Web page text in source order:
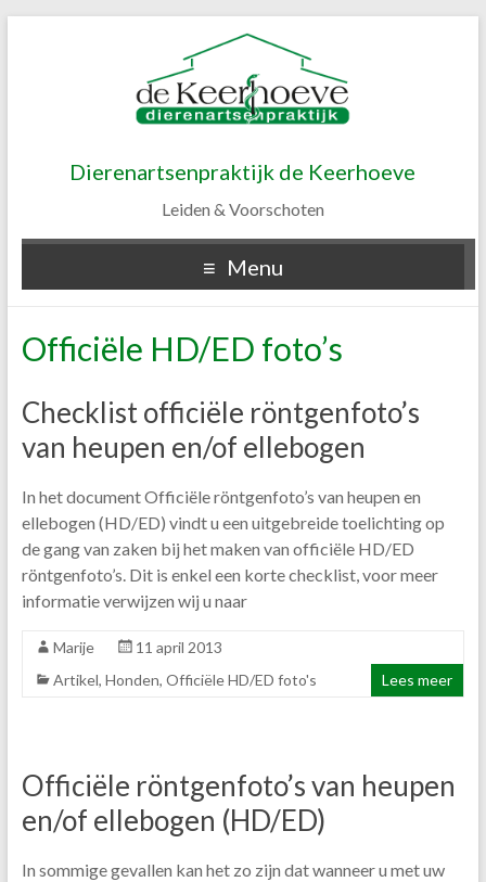
Dierenartsenpraktijk de Keerhoeve
Leiden & Voorschoten
Menu
Officiële HD/ED foto’s
Checklist officiële röntgenfoto’s
van heupen en/of ellebogen
In het document Officiële röntgenfoto’s van heupen en
ellebogen (HD/ED) vindt u een uitgebreide toelichting op
de gang van zaken bij het maken van officiële HD/ED
röntgenfoto’s. Dit is enkel een korte checklist, voor meer
informatie verwijzen wij u naar
Marije
11 april 2013
Artikel, Honden, Officiële HD/ED foto's Lees meer
Officiële röntgenfoto’s van heupen
en/of ellebogen (HD/ED)
In sommige gevallen kan het zo zijn dat wanneer u met uw